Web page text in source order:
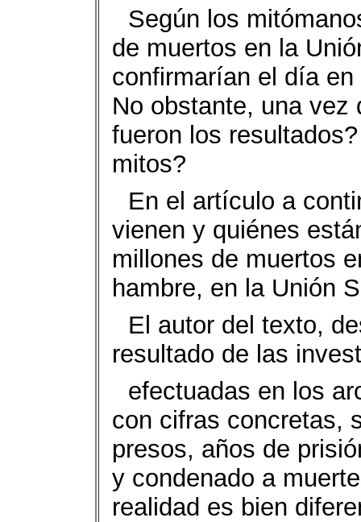
Según los
de muertos en la
confirmarían el día
No obstante, una vez
fueron los
mitos?
En el artículo a
vienen y quiénes
millones de muertos
hambre, en la Unión
El autor del texto,
resultado de las
efectuadas en los
con cifras concretas,
presos, años de
y condenado a
realidad es bien